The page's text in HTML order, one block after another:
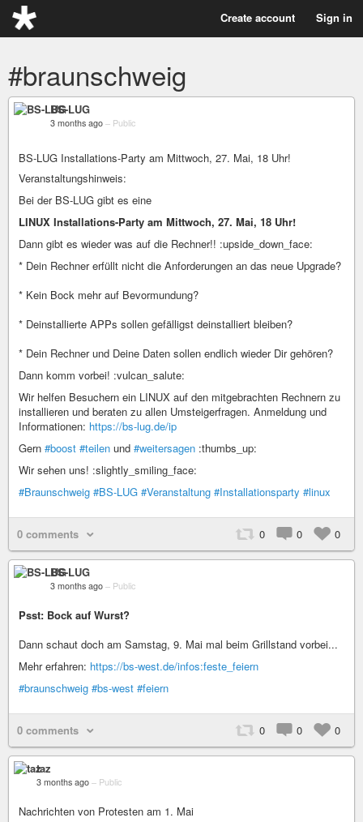
Create account Sign in
#braunschweig
BS-LUG
3 months ago – Public
BS-LUG Installations-Party am Mittwoch, 27. Mai, 18 Uhr!
Veranstaltungshinweis:
Bei der BS-LUG gibt es eine
LINUX Installations-Party am Mittwoch, 27. Mai, 18 Uhr!
Dann gibt es wieder was auf die Rechner!! :upside_down_face:
* Dein Rechner erfüllt nicht die Anforderungen an das neue Upgrade?
* Kein Bock mehr auf Bevormundung?
* Deinstallierte APPs sollen gefälligst deinstalliert bleiben?
* Dein Rechner und Deine Daten sollen endlich wieder Dir gehören?
Dann komm vorbei! :vulcan_salute:
Wir helfen Besuchern ein LINUX auf den mitgebrachten Rechnern zu
installieren und beraten zu allen Umsteigerfragen. Anmeldung und
Informationen: https://bs-lug.de/ip
Gern #boost #teilen und #weitersagen :thumbs_up:
Wir sehen uns! :slightly_smiling_face:
#Braunschweig #BS-LUG #Veranstaltung #Installationsparty #linux
0 comments 0 0 0
BS-LUG
3 months ago – Public
Psst: Bock auf Wurst?
Dann schaut doch am Samstag, 9. Mai mal beim Grillstand vorbei...
Mehr erfahren: https://bs-west.de/infos:feste_feiern
#braunschweig #bs-west #feiern
0 comments 0 0 0
taz
3 months ago – Public
Nachrichten von Protesten am 1. Mai